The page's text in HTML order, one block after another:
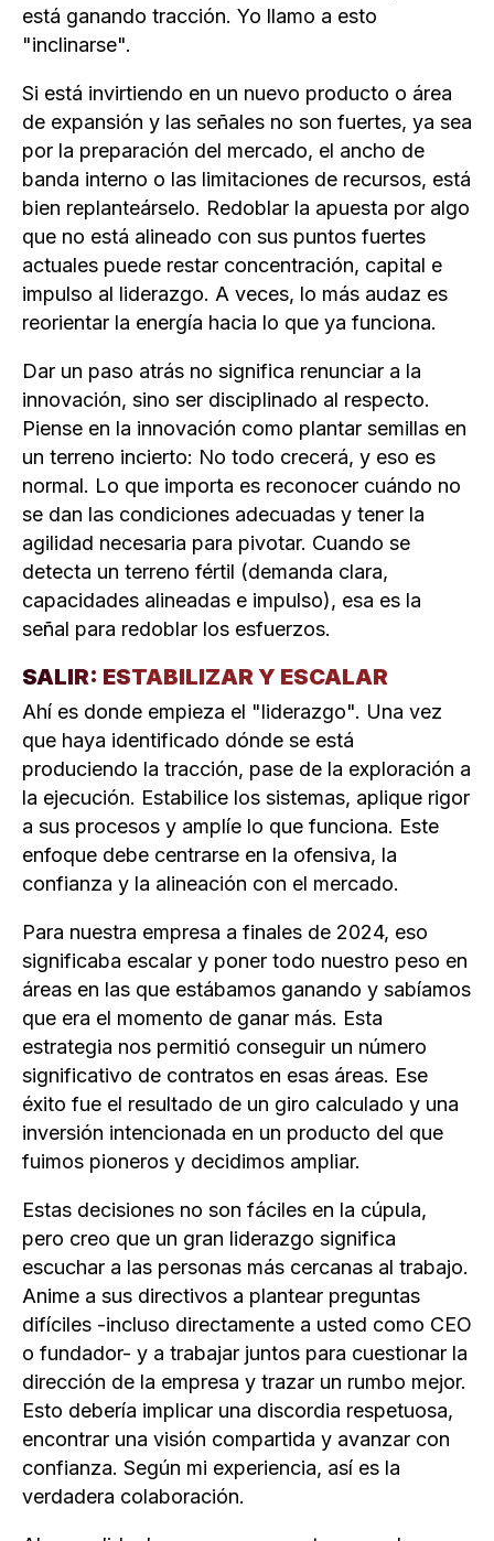
está ganando tracción. Yo llamo a esto
"inclinarse".
Si está invirtiendo en un nuevo producto o área
de expansión y las señales no son fuertes, ya sea
por la preparación del mercado, el ancho de
banda interno o las limitaciones de recursos, está
bien replanteárselo. Redoblar la apuesta por algo
que no está alineado con sus puntos fuertes
actuales puede restar concentración, capital e
impulso al liderazgo. A veces, lo más audaz es
reorientar la energía hacia lo que ya funciona.
Dar un paso atrás no significa renunciar a la
innovación, sino ser disciplinado al respecto.
Piense en la innovación como plantar semillas en
un terreno incierto: No todo crecerá, y eso es
normal. Lo que importa es reconocer cuándo no
se dan las condiciones adecuadas y tener la
agilidad necesaria para pivotar. Cuando se
detecta un terreno fértil (demanda clara,
capacidades alineadas e impulso), esa es la
señal para redoblar los esfuerzos.
SALIR: ESTABILIZAR Y ESCALAR
Ahí es donde empieza el "liderazgo". Una vez
que haya identificado dónde se está
produciendo la tracción, pase de la exploración a
la ejecución. Estabilice los sistemas, aplique rigor
a sus procesos y amplíe lo que funciona. Este
enfoque debe centrarse en la ofensiva, la
confianza y la alineación con el mercado.
Para nuestra empresa a finales de 2024, eso
significaba escalar y poner todo nuestro peso en
áreas en las que estábamos ganando y sabíamos
que era el momento de ganar más. Esta
estrategia nos permitió conseguir un número
significativo de contratos en esas áreas. Ese
éxito fue el resultado de un giro calculado y una
inversión intencionada en un producto del que
fuimos pioneros y decidimos ampliar.
Estas decisiones no son fáciles en la cúpula,
pero creo que un gran liderazgo significa
escuchar a las personas más cercanas al trabajo.
Anime a sus directivos a plantear preguntas
difíciles -incluso directamente a usted como CEO
o fundador- y a trabajar juntos para cuestionar la
dirección de la empresa y trazar un rumbo mejor.
Esto debería implicar una discordia respetuosa,
encontrar una visión compartida y avanzar con
confianza. Según mi experiencia, así es la
verdadera colaboración.